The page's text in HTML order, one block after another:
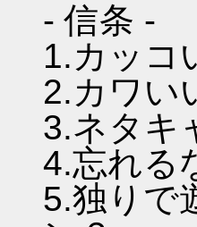
- 信条 -
1.カッコ
2.カワい
3.ネタキ
4.忘れる
5.独りで